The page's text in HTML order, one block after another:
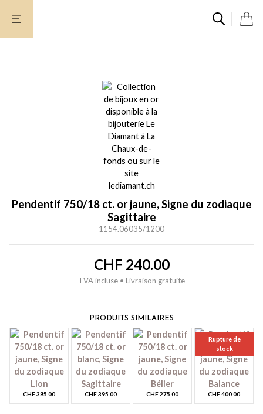
Pendentif 750/18 ct. or jaune, Signe du zodiaque
Sagittaire
1154.06035/1200
CHF 240.00
TVA incluse • Livraison gratuite
PRODUITS SIMILAIRES
CHF385.00 CHF395.00 CHF275.00
Rupture de
stock
CHF400.00